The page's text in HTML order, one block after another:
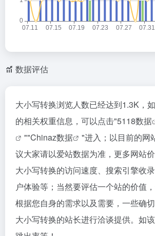
数据评估
大小写转换浏览人数已经达到1.3K，
的相关权重信息，可以点击"5118数据
""Chinaz数据
"进入；以目前的网
议大家请以爱站数据为准，更多网站
大小写转换的访问速度、搜索引擎收
户体验等；当然要评估一个站的价值
根据您自身的需求以及需要，一些确
大小写转换的站长进行洽谈提供。如该